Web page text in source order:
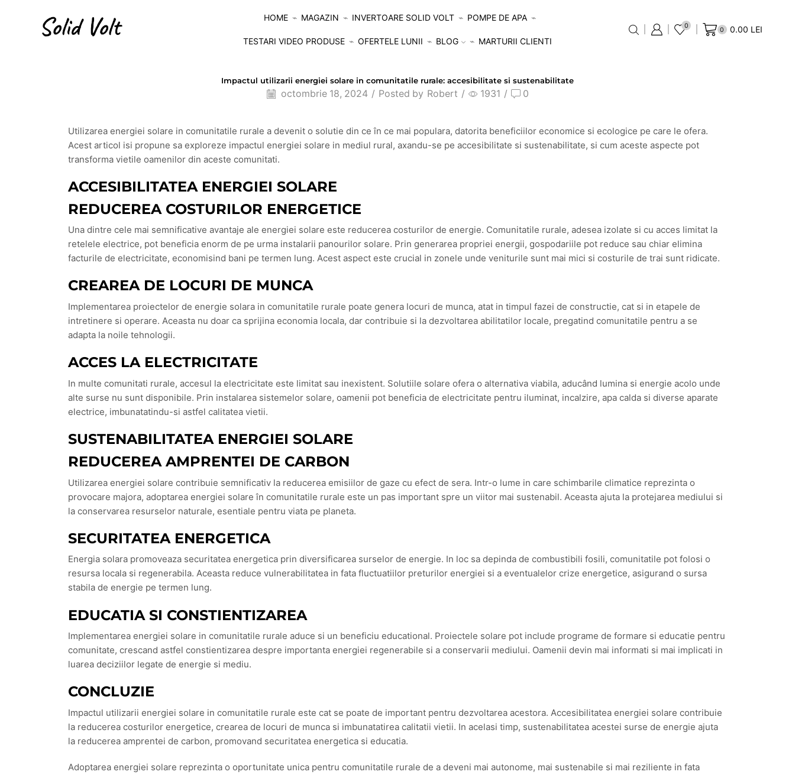
HOME MAGAZIN INVERTOARE SOLID VOLT POMPE DE APA
TESTARI VIDEO PRODUSE OFERTELE LUNII BLOG MARTURII CLIENTI
0
0 0.00 LEI
Impactul utilizarii energiei solare in comunitatile rurale: accesibilitate si sustenabilitate
octombrie 18, 2024 / Posted by Robert / 1931 / 0
Utilizarea energiei solare in comunitatile rurale a devenit o solutie din ce în ce mai populara, datorita beneficiilor economice si ecologice pe care le ofera.
Acest articol isi propune sa exploreze impactul energiei solare in mediul rural, axandu-se pe accesibilitate si sustenabilitate, si cum aceste aspecte pot
transforma vietile oamenilor din aceste comunitati.
ACCESIBILITATEA ENERGIEI SOLARE
REDUCEREA COSTURILOR ENERGETICE
Una dintre cele mai semnificative avantaje ale energiei solare este reducerea costurilor de energie. Comunitatile rurale, adesea izolate si cu acces limitat la
retelele electrice, pot beneficia enorm de pe urma instalarii panourilor solare. Prin generarea propriei energii, gospodariile pot reduce sau chiar elimina
facturile de electricitate, economisind bani pe termen lung. Acest aspect este crucial in zonele unde veniturile sunt mai mici si costurile de trai sunt ridicate.
CREAREA DE LOCURI DE MUNCA
Implementarea proiectelor de energie solara in comunitatile rurale poate genera locuri de munca, atat in timpul fazei de constructie, cat si in etapele de
intretinere si operare. Aceasta nu doar ca sprijina economia locala, dar contribuie si la dezvoltarea abilitatilor locale, pregatind comunitatile pentru a se
adapta la noile tehnologii.
ACCES LA ELECTRICITATE
In multe comunitati rurale, accesul la electricitate este limitat sau inexistent. Solutiile solare ofera o alternativa viabila, aducând lumina si energie acolo unde
alte surse nu sunt disponibile. Prin instalarea sistemelor solare, oamenii pot beneficia de electricitate pentru iluminat, incalzire, apa calda si diverse aparate
electrice, imbunatatindu-si astfel calitatea vietii.
SUSTENABILITATEA ENERGIEI SOLARE
REDUCEREA AMPRENTEI DE CARBON
Utilizarea energiei solare contribuie semnificativ la reducerea emisiilor de gaze cu efect de sera. Intr-o lume in care schimbarile climatice reprezinta o
provocare majora, adoptarea energiei solare în comunitatile rurale este un pas important spre un viitor mai sustenabil. Aceasta ajuta la protejarea mediului si
la conservarea resurselor naturale, esentiale pentru viata pe planeta.
SECURITATEA ENERGETICA
Energia solara promoveaza securitatea energetica prin diversificarea surselor de energie. In loc sa depinda de combustibili fosili, comunitatile pot folosi o
resursa locala si regenerabila. Aceasta reduce vulnerabilitatea in fata fluctuatiilor preturilor energiei si a eventualelor crize energetice, asigurand o sursa
stabila de energie pe termen lung.
EDUCATIA SI CONSTIENTIZAREA
Implementarea energiei solare in comunitatile rurale aduce si un beneficiu educational. Proiectele solare pot include programe de formare si educatie pentru
comunitate, crescand astfel constientizarea despre importanta energiei regenerabile si a conservarii mediului. Oamenii devin mai informati si mai implicati in
luarea deciziilor legate de energie si mediu.
CONCLUZIE
Impactul utilizarii energiei solare in comunitatile rurale este cat se poate de important pentru dezvoltarea acestora. Accesibilitatea energiei solare contribuie
la reducerea costurilor energetice, crearea de locuri de munca si imbunatatirea calitatii vietii. In acelasi timp, sustenabilitatea acestei surse de energie ajuta
la reducerea amprentei de carbon, promovand securitatea energetica si educatia.
Adoptarea energiei solare reprezinta o oportunitate unica pentru comunitatile rurale de a deveni mai autonome, mai sustenabile si mai reziliente in fata